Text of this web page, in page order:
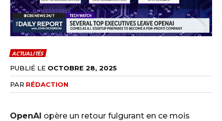
ACTUALITÉS
PUBLIÉ LE OCTOBRE 28, 2025
PAR RÉDACTION
OpenAI opère un retour fulgurant en ce mois